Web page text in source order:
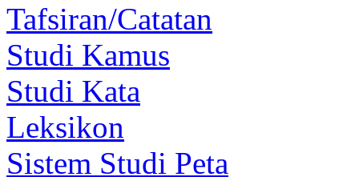
Tafsiran/Catatan
Studi Kamus
Studi Kata
Leksikon
Sistem Studi Peta